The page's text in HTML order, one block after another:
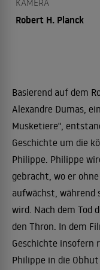
KAMERA
Robert H. Planck
Basierend auf dem
Alexandre Dumas,
Musketiere",
Geschichte um die
Philippe. Philippe
gebracht, wo er
aufwächst, während
wird. Nach dem Tod
den Thron. In dem
Geschichte insofern
Philippe in die